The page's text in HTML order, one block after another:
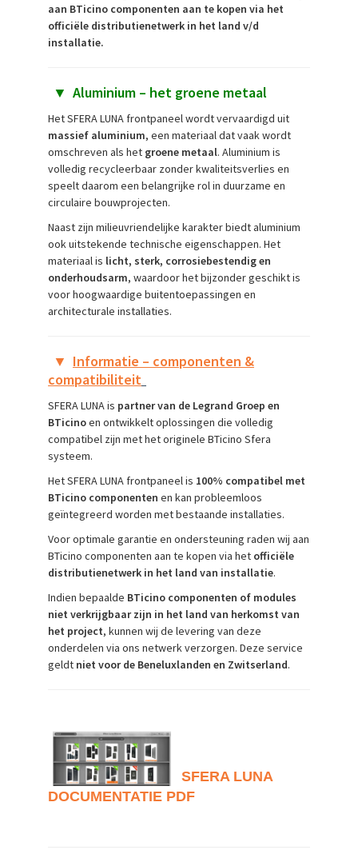
aan BTicino componenten aan te kopen via het
officiële distributienetwerk in het land v/d
installatie.
▼ Aluminium – het groene metaal
Het SFERA LUNA frontpaneel wordt vervaardigd uit
massief aluminium, een materiaal dat vaak wordt
omschreven als het groene metaal. Aluminium is
volledig recycleerbaar zonder kwaliteitsverlies en
speelt daarom een belangrijke rol in duurzame en
circulaire bouwprojecten.
Naast zijn milieuvriendelijke karakter biedt aluminium
ook uitstekende technische eigenschappen. Het
materiaal is licht, sterk, corrosiebestendig en
onderhoudsarm, waardoor het bijzonder geschikt is
voor hoogwaardige buitentoepassingen en
architecturale installaties.
▼ Informatie – componenten &
compatibiliteit
SFERA LUNA is partner van de Legrand Groep en
BTicinoen ontwikkelt oplossingen die volledig
compatibel zijn met het originele BTicino Sfera
systeem.
Het SFERA LUNA frontpaneel is 100% compatibel met
BTicino componenten en kan probleemloos
geïntegreerd worden met bestaande installaties.
Voor optimale garantie en ondersteuning raden wij aan
BTicino componenten aan te kopen via het officiële
distributienetwerk in het land van installatie.
Indien bepaalde BTicino componenten of modules
niet verkrijgbaar zijn in het land van herkomst van
het project, kunnen wij de levering van deze
onderdelen via ons netwerk verzorgen. Deze service
geldt niet voor de Beneluxlanden en Zwitserland.
SFERA LUNA
DOCUMENTATIE PDF